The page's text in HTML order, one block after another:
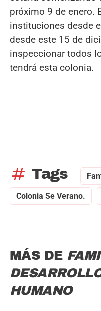
próximo 9 de enero.
instituciones desde
desde este 15 de
inspeccionar todos
tendrá esta colonia.
tag Tags
Colonia Se Verano.
MÁS DE
HUMANO